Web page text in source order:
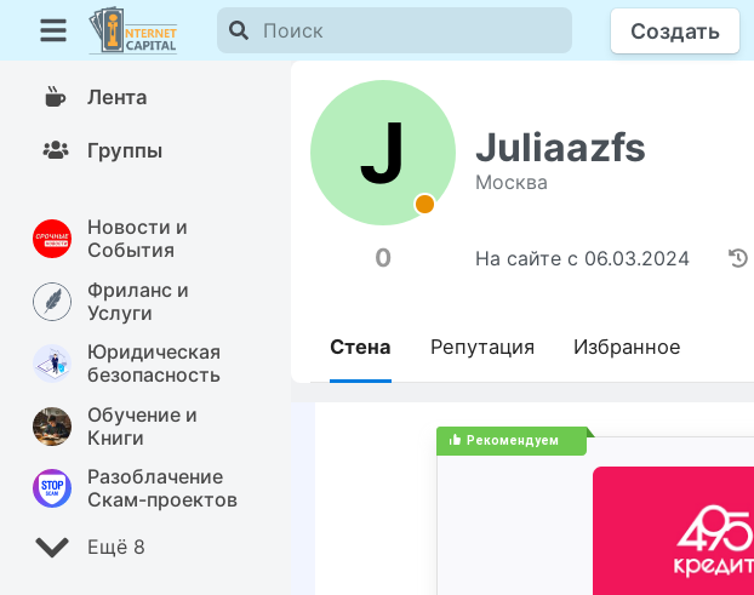
Создать
Лента
Группы
Новости и
События
Фриланс и
Услуги
Юридическая
безопасность
Обучение и
Книги
Разоблачение
Скам-проектов
Ещё 8
J Juliaazfs
Москва
0 На сайте с 06.03.2024
Стена Репутация Избранное